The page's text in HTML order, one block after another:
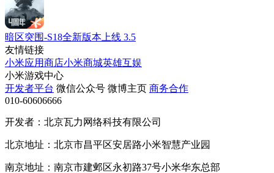
暗区突围-S18全新版本上线 3.5
友情链接
小米应用商店小米商城英雄互娱
小米游戏中心
开发者平台 微信公众号 微博主页 商务合作
010-60606666
开发者：北京瓦力网络科技有限公司
北京地址：北京市昌平区安居路小米智慧产业园
南京地址：南京市建邺区永初路37号小米华东总部